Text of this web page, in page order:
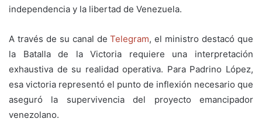
independencia y la libertad de Venezuela.
A través de su canal deTelegram, el ministro destacó que
la Batalla de la Victoria requiere una interpretación
exhaustiva de su realidad operativa. Para Padrino López,
esa victoria representó el punto de inflexión necesario que
aseguró la supervivencia del proyecto emancipador
venezolano.